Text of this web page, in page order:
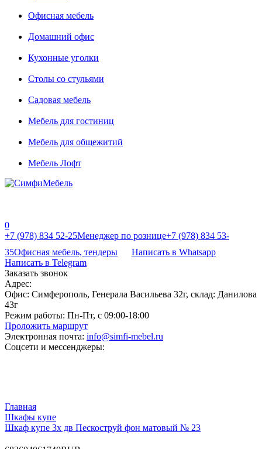
Офисная мебель
Домашний офис
Кухонные уголки
Столы со стульями
Садовая мебель
Мебель для гостиниц
Мебель для общежитий
Мебель Лофт
0
+7 (978) 834 52-25Менеджер по рознице+7 (978) 834 53-
35Офисная мебель, тендеры
Написать в Whatsapp
Написать в Telegram
Заказать звонок
Адрес:
Офис: Симферополь, Генерала Васильева 32г, склад: Данилова
43г
Режим работы: Пн-Пт, с 09:00-18:00
Проложить маршрут
Электронная почта: info@simfi-mebel.ru
Соцсети и мессенджеры:
Главная
Шкафы купе
Шкаф купе 3х дв Пескоструй фон матовый № 23